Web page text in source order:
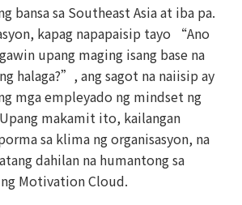
bansa sa Southeast Asia at iba pa.
kapag napapaisip tayo “Ano
upang maging isang base na
halaga?”, ang sagot na naiisip ay
mga empleyado ng mindset ng
makamit ito, kailangan
sa klima ng organisasyon, na
dahilan na humantong sa
Motivation Cloud.